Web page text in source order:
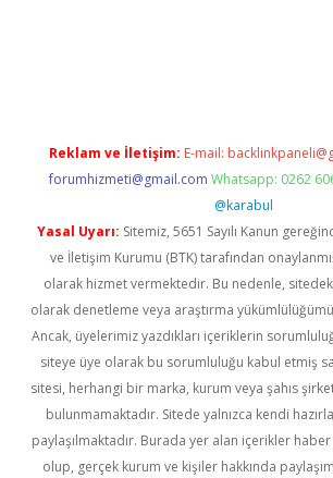
Reklam ve İletişim: E-mail:
forumhizmeti@gmail.com Whatsapp: 0262
@karabul
Yasal Uyarı: Sitemiz, 5651 Sayılı Kanun
ve İletişim Kurumu (BTK) tarafından
olarak hizmet vermektedir. Bu nedenle,
olarak denetleme veya araştırma
Ancak, üyelerimiz yazdıkları içeriklerin
siteye üye olarak bu sorumluluğu kabul etmiş
sitesi, herhangi bir marka, kurum veya şahıs
bulunmamaktadır. Sitede yalnızca kendi
paylaşılmaktadır. Burada yer alan içerikler
olup, gerçek kurum ve kişiler hakkında